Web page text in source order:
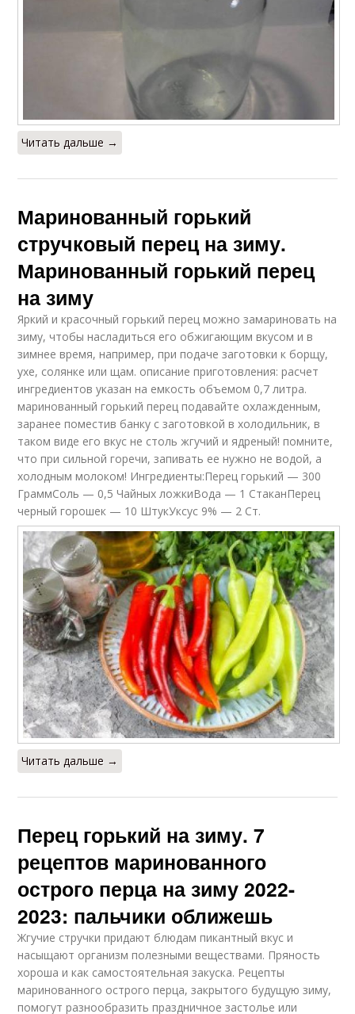
Читать дальше →
Маринованный горький
стручковый перец на зиму.
Маринованный горький перец
на зиму
Яркий и красочный горький перец можно замариновать на
зиму, чтобы насладиться его обжигающим вкусом и в
зимнее время, например, при подаче заготовки к борщу,
ухе, солянке или щам. описание приготовления: расчет
ингредиентов указан на емкость объемом 0,7 литра.
маринованный горький перец подавайте охлажденным,
заранее поместив банку с заготовкой в холодильник, в
таком виде его вкус не столь жгучий и ядреный! помните,
что при сильной горечи, запивать ее нужно не водой, а
холодным молоком! Ингредиенты:Перец горький — 300
ГраммСоль — 0,5 Чайных ложкиВода — 1 СтаканПерец
черный горошек — 10 ШтукУксус 9% — 2 Ст.
Читать дальше →
Перец горький на зиму. 7
рецептов маринованного
острого перца на зиму 2022-
2023: пальчики оближешь
Жгучие стручки придают блюдам пикантный вкус и
насыщают организм полезными веществами. Пряность
хороша и как самостоятельная закуска. Рецепты
маринованного острого перца, закрытого будущую зиму,
помогут разнообразить праздничное застолье или